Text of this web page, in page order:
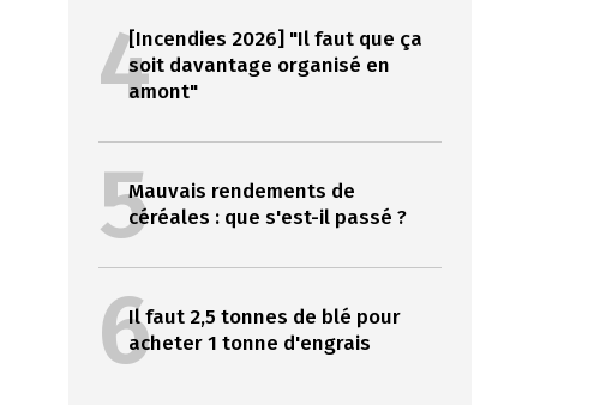
4[Incendies 2026] "Il faut que ça
soit davantage organisé en
amont"
5Mauvais rendements de
céréales : que s'est-il passé ?
6Il faut 2,5 tonnes de blé pour
acheter 1 tonne d'engrais